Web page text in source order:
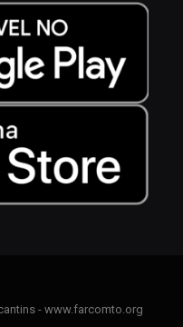
- www.farcomto.org